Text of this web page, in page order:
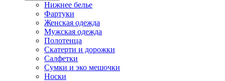
Нижнее белье
Фартуки
Женская одежда
Мужская одежда
Полотенца
Скатерти и дорожки
Салфетки
Сумки и эко мешочки
Носки